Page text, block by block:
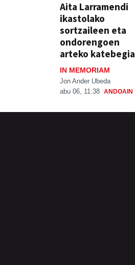
Aita Larramendi
ikastolako
sortzaileen eta
ondorengoen
arteko katebegia
IN MEMORIAM
Jon Ander Ubeda
abu 06, 11:38 ANDOAIN